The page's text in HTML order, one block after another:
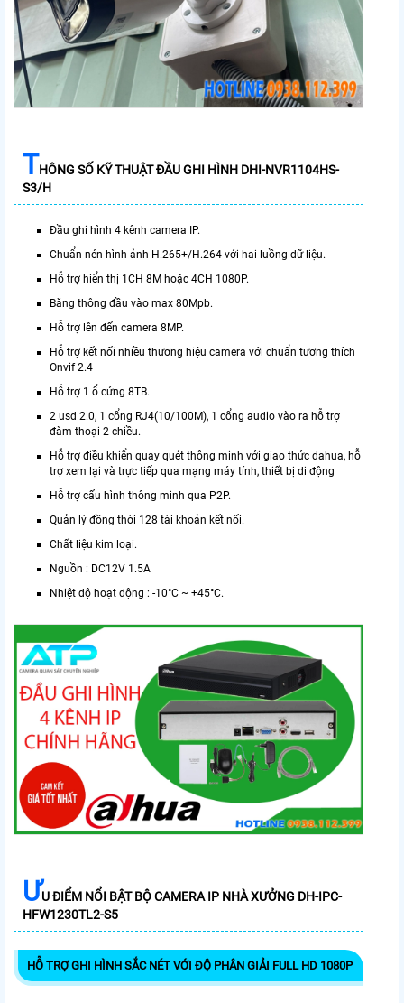
THÔNG SỐ KỸ THUẬT ĐẦU GHI HÌNH DHI-NVR1104HS-
S3/H
Đầu ghi hình 4 kênh camera IP.
Chuẩn nén hình ảnh H.265+/H.264 với hai luồng dữ liệu.
Hỗ trợ hiển thị 1CH 8M hoặc 4CH 1080P.
Băng thông đầu vào max 80Mpb.
Hỗ trợ lên đến camera 8MP.
Hỗ trợ kết nối nhiều thương hiệu camera với chuẩn tương thích
Onvif 2.4
Hỗ trợ 1 ổ cứng 8TB.
2 usd 2.0, 1 cổng RJ4(10/100M), 1 cổng audio vào ra hỗ trợ
đàm thoại 2 chiều.
Hỗ trợ điều khiển quay quét thông minh với giao thức dahua, hỗ
trợ xem lại và trực tiếp qua mạng máy tính, thiết bị di động
Hỗ trợ cấu hình thông minh qua P2P.
Quản lý đồng thời 128 tài khoản kết nối.
Chất liệu kim loại.
Nguồn : DC12V 1.5A
Nhiệt độ hoạt động : -10°C ~ +45°C.
ƯU ĐIỂM NỔI BẬT BỘ CAMERA IP NHÀ XƯỞNG DH-IPC-
HFW1230TL2-S5
HỖ TRỢ GHI HÌNH SẮC NÉT VỚI ĐỘ PHÂN GIẢI FULL HD 1080P